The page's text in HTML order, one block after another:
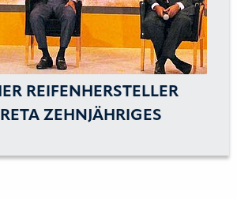
REIFENHERSTELLER
ZEHNJÄHRIGES
EARTHMAX-REIFEN